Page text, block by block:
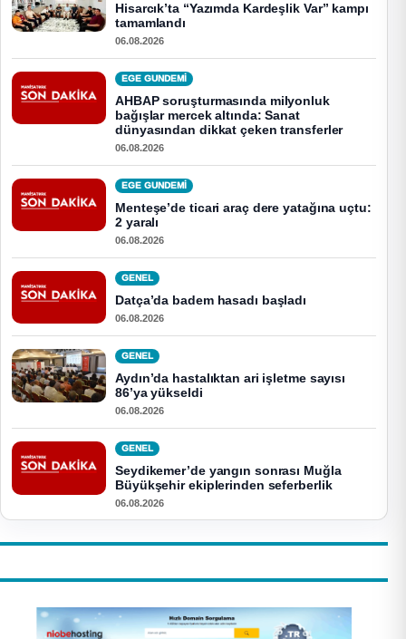
Hisarcık’ta “Yazımda Kardeşlik Var” kampı
tamamlandı
06.08.2026
EGE GUNDEMİ
AHBAP soruşturmasında milyonluk
bağışlar mercek altında: Sanat
dünyasından dikkat çeken transferler
06.08.2026
EGE GUNDEMİ
Menteşe’de ticari araç dere yatağına uçtu:
2 yaralı
06.08.2026
GENEL
Datça’da badem hasadı başladı
06.08.2026
GENEL
Aydın’da hastalıktan ari işletme sayısı
86’ya yükseldi
06.08.2026
GENEL
Seydikemer’de yangın sonrası Muğla
Büyükşehir ekiplerinden seferberlik
06.08.2026